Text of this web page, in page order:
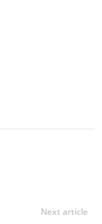
Next article